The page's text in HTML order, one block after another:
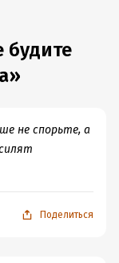
будите
не спорьте, а
Поделиться